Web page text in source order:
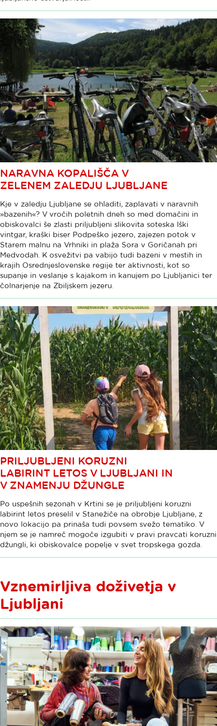
NARAVNA KOPALIŠČA V
ZELENEM ZALEDJU LJUBLJANE
Kje v zaledju Ljubljane se ohladiti, zaplavati v naravnih
»bazenih«? V vročih poletnih dneh so med domačini in
obiskovalci še zlasti priljubljeni slikovita soteska Iški
vintgar, kraški biser Podpeško jezero, zajezen potok v
Starem malnu na Vrhniki in plaža Sora v Goričanah pri
Medvodah. K osvežitvi pa vabijo tudi bazeni v mestih in
krajih Osrednjeslovenske regije ter aktivnosti, kot so
supanje in veslanje s kajakom in kanujem po Ljubljanici ter
čolnarjenje na Zbiljskem jezeru.
PRILJUBLJENI KORUZNI
LABIRINT LETOS V LJUBLJANI IN
V ZNAMENJU DŽUNGLE
Po uspešnih sezonah v Krtini se je priljubljeni koruzni
labirint letos preselil v Stanežiče na obrobje Ljubljane, z
novo lokacijo pa prinaša tudi povsem svežo tematiko. V
njem se je namreč mogoče izgubiti v pravi pravcati koruzni
džungli, ki obiskovalce popelje v svet tropskega gozda.
Vznemirljiva doživetja v
Ljubljani